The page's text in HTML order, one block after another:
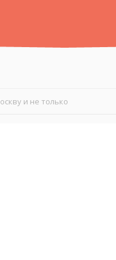
и не только